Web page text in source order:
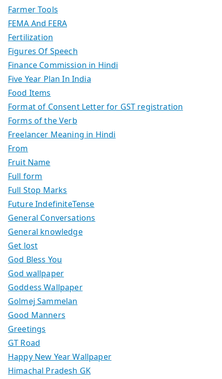
Farmer Tools
FEMA And FERA
Fertilization
Figures Of Speech
Finance Commission in Hindi
Five Year Plan In India
Food Items
Format of Consent Letter for GST registration
Forms of the Verb
Freelancer Meaning in Hindi
From
Fruit Name
Full form
Full Stop Marks
Future IndefiniteTense
General Conversations
General knowledge
Get lost
God Bless You
God wallpaper
Goddess Wallpaper
Golmej Sammelan
Good Manners
Greetings
GT Road
Happy New Year Wallpaper
Himachal Pradesh GK